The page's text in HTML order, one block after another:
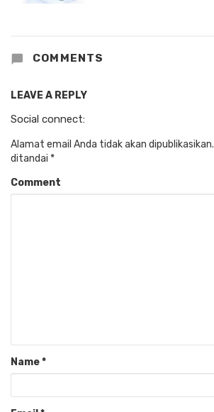
COMMENTS
LEAVE A REPLY
Social connect:
Alamat email Anda tidak akan dipublikasikan.
ditandai *
Comment
Name*